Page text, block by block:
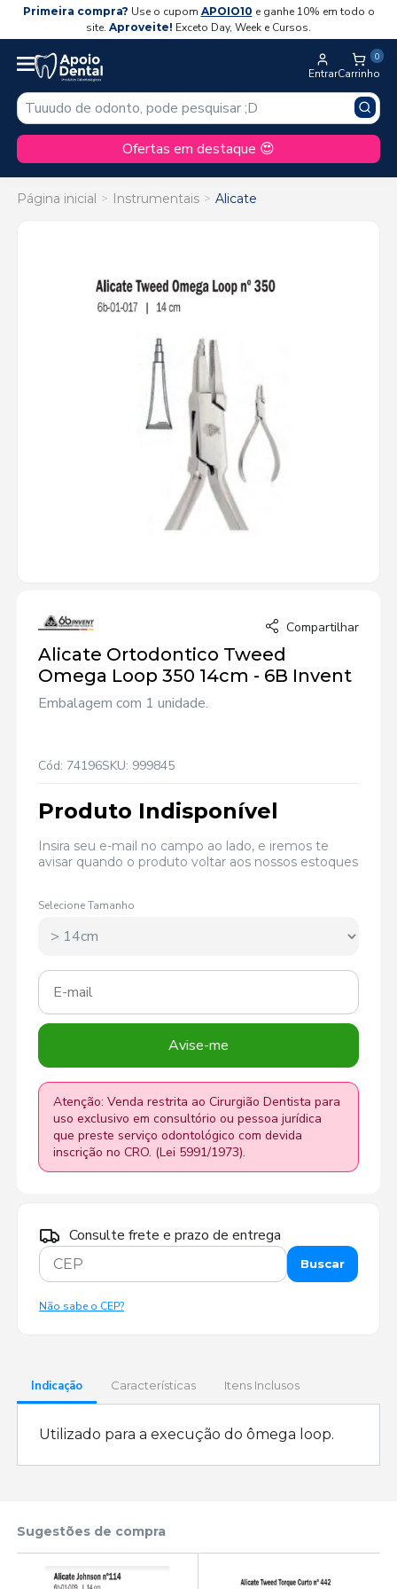
Primeira compra? Use o cupom APOIO10 e ganhe 10% em todo o
site. Aproveite! Exceto Day, Week e Cursos.
Entrar
0
Carrinho
Ofertas em destaque 😍
Página inicial Instrumentais Alicate
Compartilhar
Alicate Ortodontico Tweed
Omega Loop 350 14cm - 6B Invent
Embalagem com 1 unidade.
Cód: 74196SKU: 999845
Produto Indisponível
Insira seu e-mail no campo ao lado, e iremos te
avisar quando o produto voltar aos nossos estoques
Selecione Tamanho
Avise-me
Atenção: Venda restrita ao Cirurgião Dentista para
uso exclusivo em consultório ou pessoa jurídica
que preste serviço odontológico com devida
inscrição no CRO. (Lei 5991/1973).
Consulte frete e prazo de entrega
Buscar
Não sabe o CEP?
Indicação Características Itens Inclusos
Utilizado para a execução do ômega loop.
Sugestões de compra